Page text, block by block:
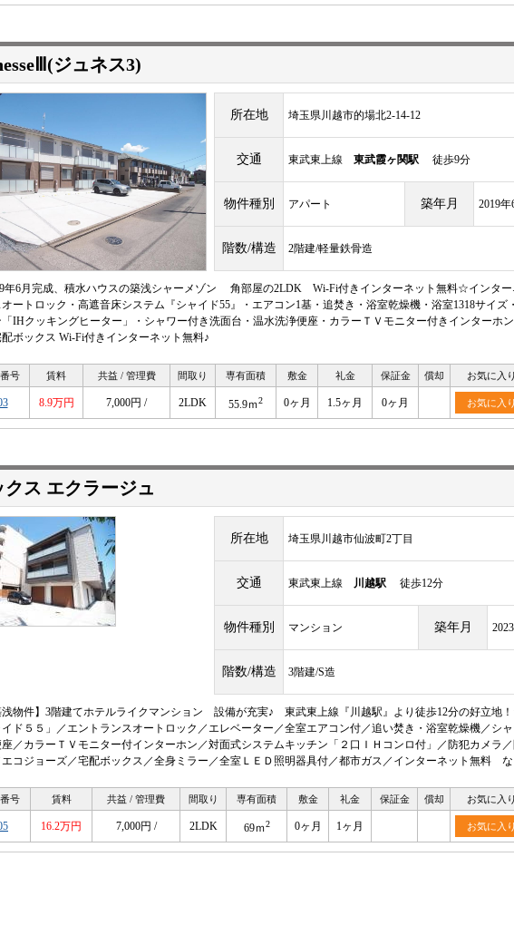
ジュネス3)
所在地 埼玉県川越市的場北2-14-12
交通 東武東上線 東武霞ヶ関駅 徒歩9分
物件種別 アパート 築年月 2019年
階数/構造 2階建/軽量鉄骨造
年6月完成、積水ハウスの築浅シャーメゾン 角部屋の2LDK Wi-Fi付きインターネット無料☆インター
ートロック・高遮音床システム『シャイド55』・エアコン1基・追焚き・浴室乾燥機・浴室1318サイズ
「IHクッキングヒーター」・シャワー付き洗面台・温水洗浄便座・カラーＴＶモニター付きインターホ
ボックス Wi-Fi付きインターネット無料♪
号 賃料 共益 / 管理費 間取り 専有面積 敷金 礼金 保証金 償却 お気に入り
8.9万円 7,000円 / 2LDK 55.9ｍ2 0ヶ月 1.5ヶ月 0ヶ月 お気に入り
クス エクラージュ
所在地 埼玉県川越市仙波町2丁目
交通 東武東上線 川越駅 徒歩12分
物件種別 マンション 築年月
階数/構造 3階建/S造
物件】3階建てホテルライクマンション 設備が充実♪ 東武東上線『川越駅』より徒歩12分の好立地
イド５５」／エントランスオートロック／エレベーター／全室エアコン付／追い焚き・浴室乾燥機／シ
／カラーＴＶモニター付インターホン／対面式システムキッチン「２口ＩＨコンロ付」／防犯カメラ
コジョーズ／宅配ボックス／全身ミラー／全室ＬＥＤ照明器具付／都市ガス／インターネット無料
号 賃料 共益 / 管理費 間取り 専有面積 敷金 礼金 保証金 償却 お気に入り
16.2万円 7,000円 / 2LDK 69ｍ2 0ヶ月 1ヶ月 お気に入り